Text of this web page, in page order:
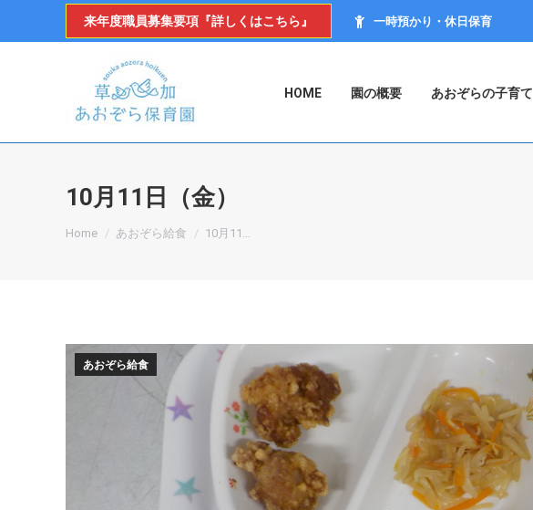
来年度職員募集要項『詳しくはこちら』 一時預かり・休日保育
HOME 園の概要 あおぞらの子育て
10月11日（金）
You are here:
Home あおぞら給食 10月11…
あおぞら給食